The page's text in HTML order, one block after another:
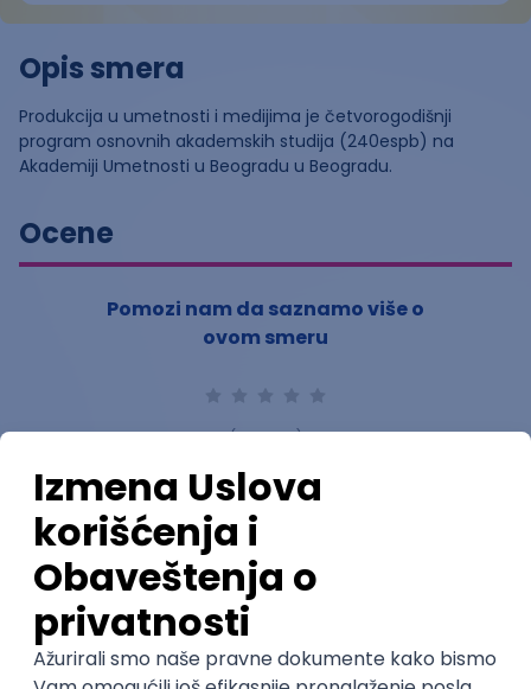
Opis smera
Produkcija u umetnosti i medijima je četvorogodišnji
program osnovnih akademskih studija (240espb) na
Akademiji Umetnosti u Beogradu u Beogradu.
Ocene
Pomozi nam da saznamo više o
ovom smeru
(0ocena)
Ostavi ocenu
Nastavni kadar
Stečeno znanje
Karijerne mogućnosti